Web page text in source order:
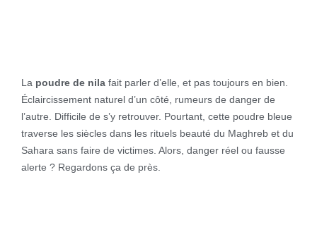
La poudre de nila fait parler d’elle, et pas toujours en bien.
Éclaircissement naturel d’un côté, rumeurs de danger de
l’autre. Difficile de s’y retrouver. Pourtant, cette poudre bleue
traverse les siècles dans les rituels beauté du Maghreb et du
Sahara sans faire de victimes. Alors, danger réel ou fausse
alerte ? Regardons ça de près.